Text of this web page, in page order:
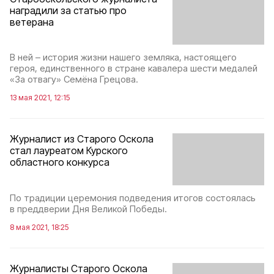
наградили за статью про
ветерана
В ней – история жизни нашего земляка, настоящего
героя, единственного в стране кавалера шести медалей
«За отвагу» Семёна Грецова.
13 мая 2021, 12:15
Журналист из Старого Оскола
стал лауреатом Курского
областного конкурса
По традиции церемония подведения итогов состоялась
в преддверии Дня Великой Победы.
8 мая 2021, 18:25
Журналисты Старого Оскола